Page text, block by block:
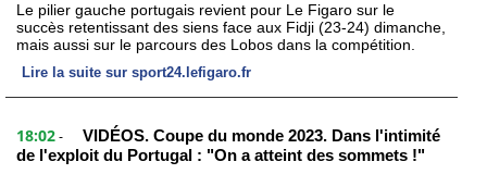
Le pilier gauche portugais revient pour Le Figaro sur le
succès retentissant des siens face aux Fidji (23-24) dimanche,
mais aussi sur le parcours des Lobos dans la compétition.
Lire la suite sur sport24.lefigaro.fr
18:02 -
VIDÉOS. Coupe du monde 2023. Dans l'intimité
de l'exploit du Portugal : "On a atteint des sommets !"